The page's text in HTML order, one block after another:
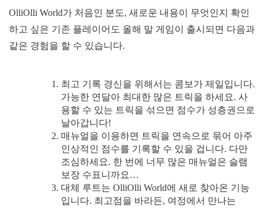
OlliOlli World가 처음인 분도, 새로운 내용이 무엇인지 확인
하고 싶은 기존 플레이어도 올해 말 게임이 출시되면 다음과
같은 경험을 할 수 있습니다.
최고 기록 경신을 위해서는 콤보가 제일입니다.
가능한 연달아 최대한 많은 트릭을 하세요. 사
용할 수 있는 트릭을 섞으면 점수가 성층권으로
날아갑니다!
매뉴얼을 이용하면 트릭을 연속으로 묶어 아주
인상적인 점수를 기록할 수 있을 겁니다. 다만
조심하세요. 한 번에 너무 많은 매뉴얼은 슬램
보장 수표니까요…
대체 루트는 OlliOlli World에 새로 찾아온 기능
입니다. 최고점을 바라든, 여정에서 만나는